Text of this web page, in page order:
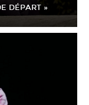
DÉPART »